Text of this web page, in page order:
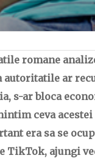
romane
ar
s-ar bloca
ceva
era sa se
TikTok, ajungi